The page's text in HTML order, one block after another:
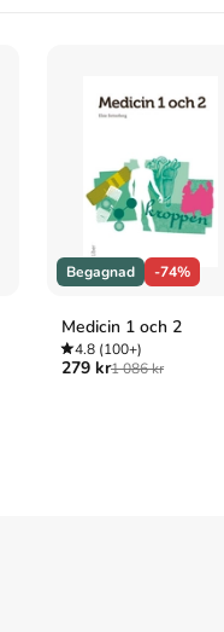
Begagnad -74%
Medicin 1 och 2
4.8(100+)
279 kr1 086 kr